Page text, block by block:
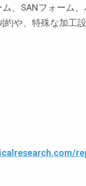
、SANフォーム
や、特殊な加工